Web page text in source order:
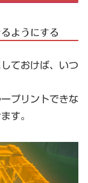
ようにする
ておけば、いつ
プリントできな
す。